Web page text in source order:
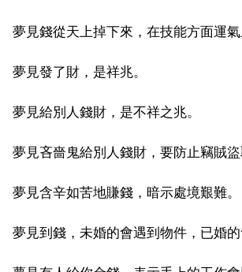
夢見錢從天上掉下來，在技能方面運氣
夢見發了財，是祥兆。
夢見給別人錢財，是不祥之兆。
夢見吝嗇鬼給別人錢財，要防止竊賊盜
夢見含辛如苦地賺錢，暗示處境艱難。
夢見到錢，未婚的會遇到物件，已婚的